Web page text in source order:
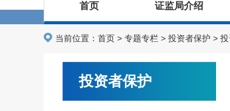
首页 证监局介绍
当前位置： 首页 > 专题专栏 > 投资者保护 >
投资者保护